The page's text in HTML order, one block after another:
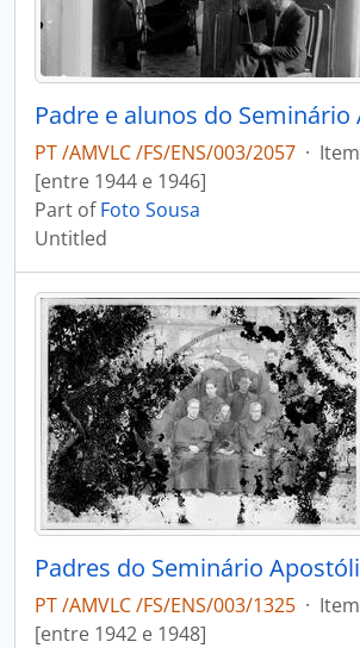
PT /AMVLC /FS/ENS/003/2057 · Item
[entre 1944 e 1946]
Part ofFoto Sousa
Untitled
PT /AMVLC /FS/ENS/003/1325 · Item
[entre 1942 e 1948]